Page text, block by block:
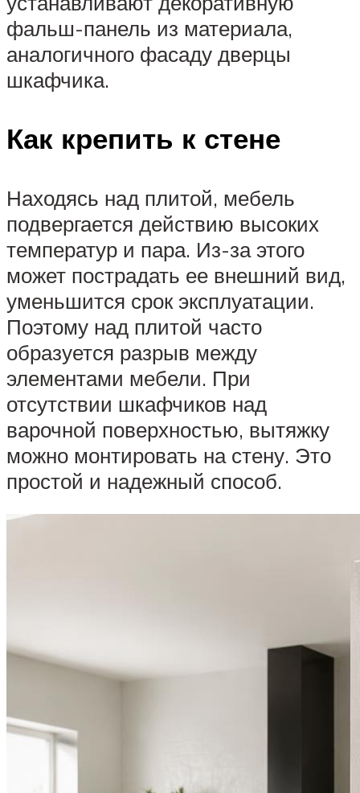
фальш-панель из материала,
аналогичного фасаду дверцы
шкафчика.
Как крепить к стене
Находясь над плитой, мебель
подвергается действию высоких
температур и пара. Из-за этого
может пострадать ее внешний вид,
уменьшится срок эксплуатации.
Поэтому над плитой часто
образуется разрыв между
элементами мебели. При
отсутствии шкафчиков над
варочной поверхностью, вытяжку
можно монтировать на стену. Это
простой и надежный способ.